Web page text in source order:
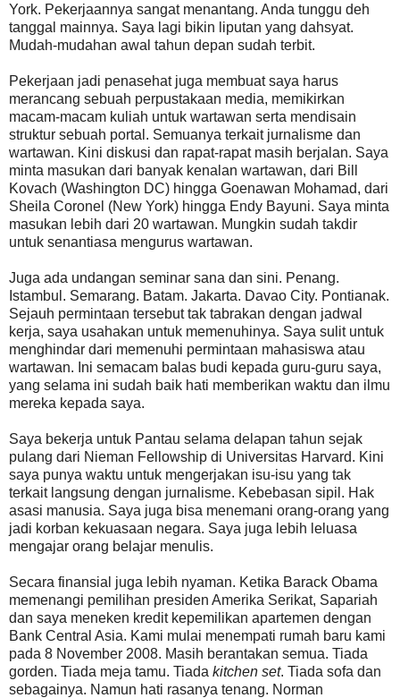
York. Pekerjaannya sangat menantang. Anda tunggu deh
tanggal mainnya. Saya lagi bikin liputan yang dahsyat.
Mudah-mudahan awal tahun depan sudah terbit.
Pekerjaan jadi penasehat juga membuat saya harus
merancang sebuah perpustakaan media, memikirkan
macam-macam kuliah untuk wartawan serta mendisain
struktur sebuah portal. Semuanya terkait jurnalisme dan
wartawan. Kini diskusi dan rapat-rapat masih berjalan. Saya
minta masukan dari banyak kenalan wartawan, dari Bill
Kovach (Washington DC) hingga Goenawan Mohamad, dari
Sheila Coronel (New York) hingga Endy Bayuni. Saya minta
masukan lebih dari 20 wartawan. Mungkin sudah takdir
untuk senantiasa mengurus wartawan.
Juga ada undangan seminar sana dan sini. Penang.
Istambul. Semarang. Batam. Jakarta. Davao City. Pontianak.
Sejauh permintaan tersebut tak tabrakan dengan jadwal
kerja, saya usahakan untuk memenuhinya. Saya sulit untuk
menghindar dari memenuhi permintaan mahasiswa atau
wartawan. Ini semacam balas budi kepada guru-guru saya,
yang selama ini sudah baik hati memberikan waktu dan ilmu
mereka kepada saya.
Saya bekerja untuk Pantau selama delapan tahun sejak
pulang dari Nieman Fellowship di Universitas Harvard. Kini
saya punya waktu untuk mengerjakan isu-isu yang tak
terkait langsung dengan jurnalisme. Kebebasan sipil. Hak
asasi manusia. Saya juga bisa menemani orang-orang yang
jadi korban kekuasaan negara. Saya juga lebih leluasa
mengajar orang belajar menulis.
Secara finansial juga lebih nyaman. Ketika Barack Obama
memenangi pemilihan presiden Amerika Serikat, Sapariah
dan saya meneken kredit kepemilikan apartemen dengan
Bank Central Asia. Kami mulai menempati rumah baru kami
pada 8 November 2008. Masih berantakan semua. Tiada
gorden. Tiada meja tamu. Tiada kitchen set. Tiada sofa dan
sebagainya. Namun hati rasanya tenang. Norman